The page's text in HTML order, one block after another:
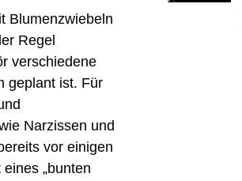
Blumenzwiebeln
Regel
verschiedene
geplant ist. Für
Narzissen und
vor einigen
„bunten